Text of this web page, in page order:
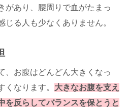
があり、腰周りで血がたまっ
じる人も少なくありません。
、お腹はどんどん大きくなっ
くなります。 大きなお腹を支え
を反らしてバランスを保とうと